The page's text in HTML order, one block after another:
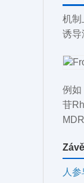
机制
诱导
例如
苷
人